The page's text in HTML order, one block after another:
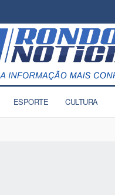
ESPORTE CULTURA